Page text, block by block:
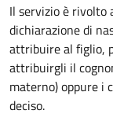
Il servizio è rivolto
dichiarazione di
attribuire al figlio,
attribuirgli il
materno) oppure i
deciso.